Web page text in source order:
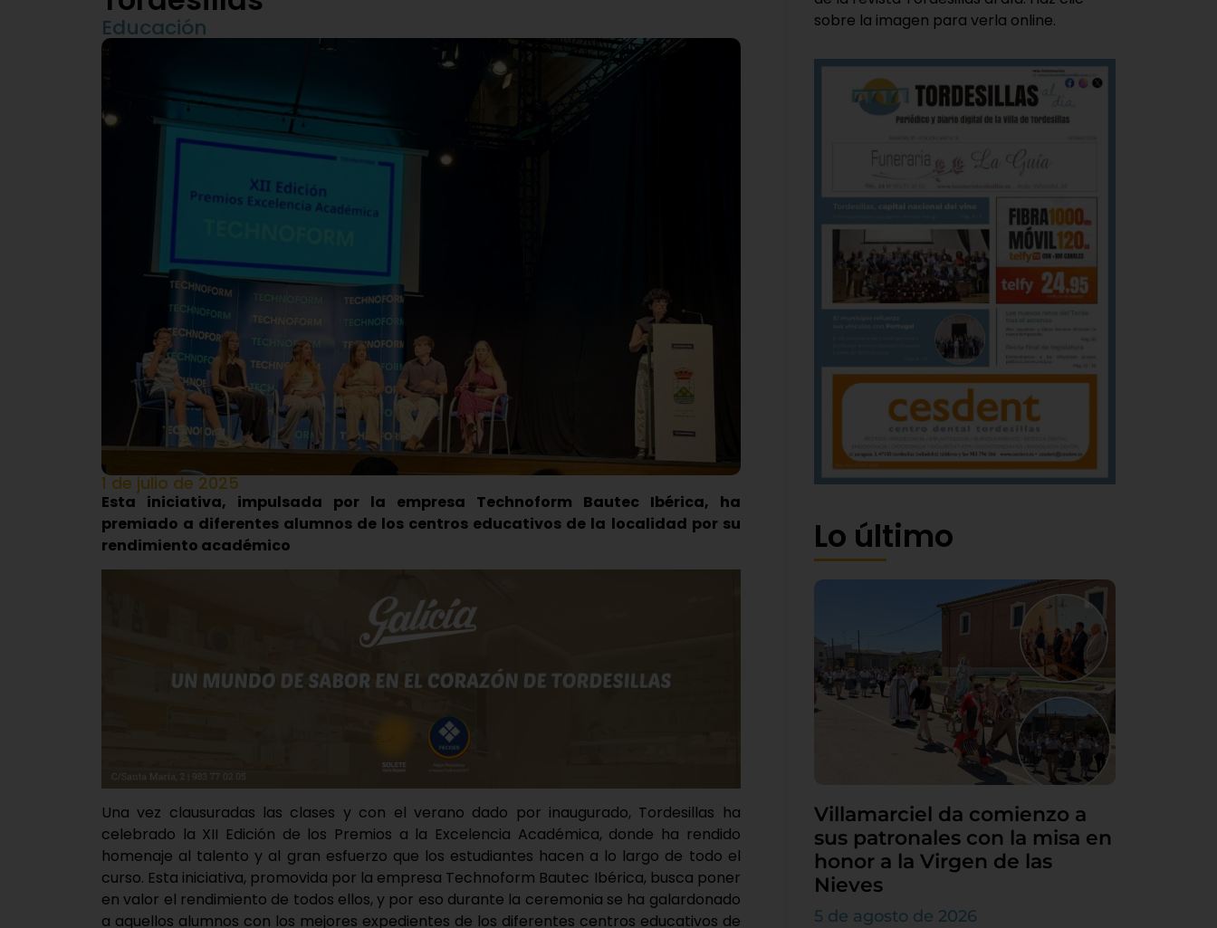
Educación
1 de julio de 2025
Esta iniciativa, impulsada por la empresa Technoform Bautec Ibérica, ha
premiado a diferentes alumnos de los centros educativos de la localidad por su
rendimiento académico
Una vez clausuradas las clases y con el verano dado por inaugurado, Tordesillas ha
celebrado la XII Edición de los Premios a la Excelencia Académica, donde ha rendido
homenaje al talento y al gran esfuerzo que los estudiantes hacen a lo largo de todo el
curso. Esta iniciativa, promovida por la empresa Technoform Bautec Ibérica, busca poner
en valor el rendimiento de todos ellos, y por eso durante la ceremonia se ha galardonado
a aquellos alumnos con los mejores expedientes de los diferentes centros educativos de
sobre la imagen para verla online.
Lo último
Villamarciel da comienzo a
sus patronales con la misa en
honor a la Virgen de las
Nieves
5 de agosto de 2026